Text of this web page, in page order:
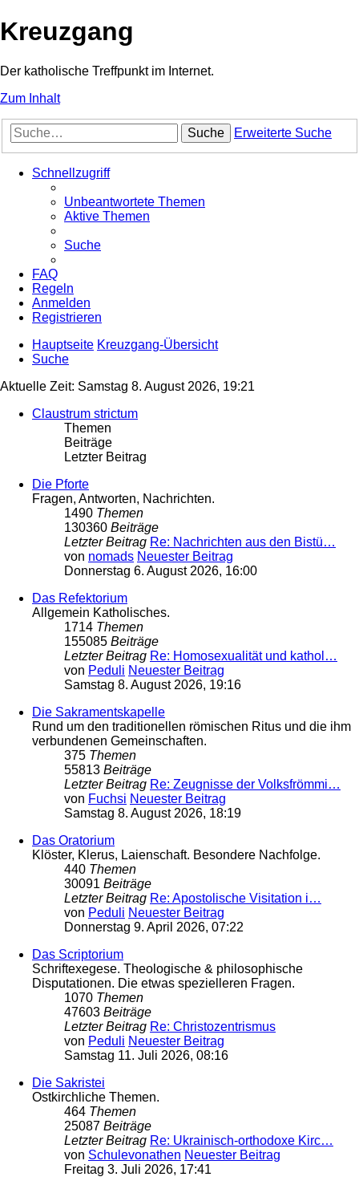
Kreuzgang
Der katholische Treffpunkt im Internet.
Zum Inhalt
Suche Erweiterte Suche
Schnellzugriff
Unbeantwortete Themen
Aktive Themen
Suche
FAQ
Regeln
Anmelden
Registrieren
Hauptseite Kreuzgang-Übersicht
Suche
Aktuelle Zeit: Samstag 8. August 2026, 19:21
Claustrum strictum
Themen
Beiträge
Letzter Beitrag
Die Pforte
Fragen, Antworten, Nachrichten.
1490 Themen
130360 Beiträge
Letzter Beitrag Re: Nachrichten aus den Bistü…
von nomads Neuester Beitrag
Donnerstag 6. August 2026, 16:00
Das Refektorium
Allgemein Katholisches.
1714 Themen
155085 Beiträge
Letzter Beitrag Re: Homosexualität und kathol…
von Peduli Neuester Beitrag
Samstag 8. August 2026, 19:16
Die Sakramentskapelle
Rund um den traditionellen römischen Ritus und die ihm
verbundenen Gemeinschaften.
375 Themen
55813 Beiträge
Letzter Beitrag Re: Zeugnisse der Volksfrömmi…
von Fuchsi Neuester Beitrag
Samstag 8. August 2026, 18:19
Das Oratorium
Klöster, Klerus, Laienschaft. Besondere Nachfolge.
440 Themen
30091 Beiträge
Letzter Beitrag Re: Apostolische Visitation i…
von Peduli Neuester Beitrag
Donnerstag 9. April 2026, 07:22
Das Scriptorium
Schriftexegese. Theologische & philosophische
Disputationen. Die etwas spezielleren Fragen.
1070 Themen
47603 Beiträge
Letzter Beitrag Re: Christozentrismus
von Peduli Neuester Beitrag
Samstag 11. Juli 2026, 08:16
Die Sakristei
Ostkirchliche Themen.
464 Themen
25087 Beiträge
Letzter Beitrag Re: Ukrainisch-orthodoxe Kirc…
von Schulevonathen Neuester Beitrag
Freitag 3. Juli 2026, 17:41